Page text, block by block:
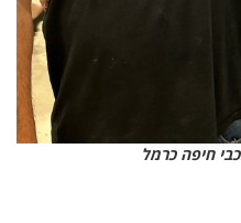
חיפה כרמל